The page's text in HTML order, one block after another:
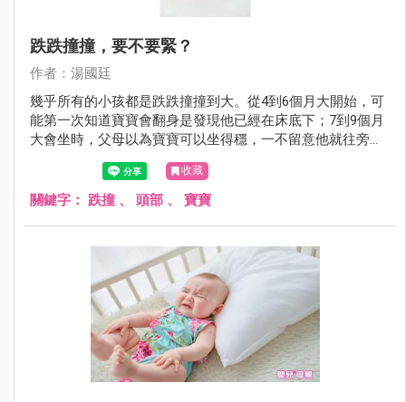
跌跌撞撞，要不要緊？
作者：湯國廷
幾乎所有的小孩都是跌跌撞撞到大。從4到6個月大開始，可
能第一次知道寶寶會翻身是發現他已經在床底下；7到9個月
大會坐時，父母以為寶寶可以坐得穩，一不留意他就往旁或
後傾倒；1歲剛會走路，搖搖晃晃，一不小心，不是往前就
是往後撲倒；更不用說，2歲時爬上爬下，不知天高地厚，
沒有懼高症，很容易從椅子或沙發上摔下來。
收藏
關鍵字： 跌撞 、 頭部 、 寶寶